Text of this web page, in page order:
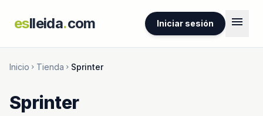
eslleida.com Iniciar sesión menu
Inicio chevron_right Tienda chevron_right Sprinter
Sprinter